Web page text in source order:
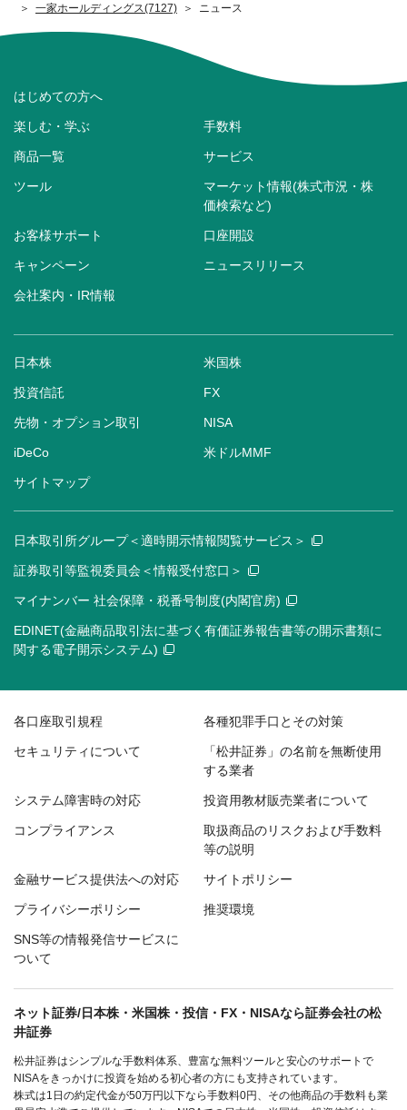
一家ホールディングス(7127)
ニュース
はじめての方へ
楽しむ・学ぶ 手数料
商品一覧 サービス
ツール
マーケット情報(株式市況・株
価検索など)
お客様サポート 口座開設
キャンペーン ニュースリリース
会社案内・IR情報
日本株 米国株
投資信託 FX
先物・オプション取引 NISA
iDeCo 米ドルMMF
サイトマップ
日本取引所グループ＜適時開示情報閲覧サービス＞
証券取引等監視委員会＜情報受付窓口＞
マイナンバー 社会保障・税番号制度(内閣官房)
EDINET(金融商品取引法に基づく有価証券報告書等の開示書類に
関する電子開示システム)
各口座取引規程 各種犯罪手口とその対策
セキュリティについて
「松井証券」の名前を無断使用
する業者
システム障害時の対応 投資用教材販売業者について
コンプライアンス
取扱商品のリスクおよび手数料
等の説明
金融サービス提供法への対応 サイトポリシー
プライバシーポリシー 推奨環境
SNS等の情報発信サービスに
ついて
ネット証券/日本株・米国株・投信・FX・NISAなら証券会社の松
井証券
松井証券はシンプルな手数料体系、豊富な無料ツールと安心のサポートで
NISAをきっかけに投資を始める初心者の方にも支持されています。
株式は1日の約定代金が50万円以下なら手数料0円、その他商品の手数料も業